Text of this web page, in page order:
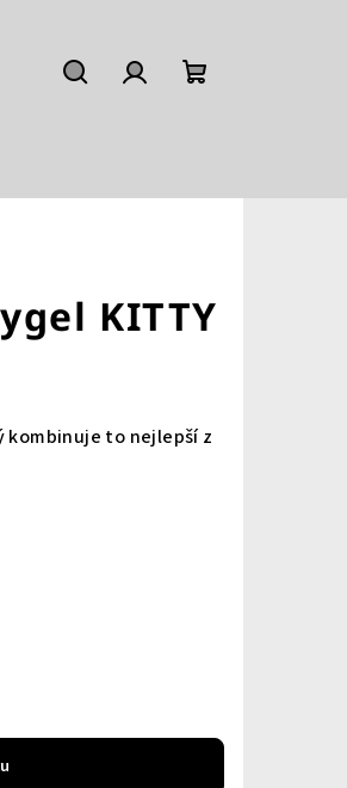
KITTY
kombinuje to nejlepší z